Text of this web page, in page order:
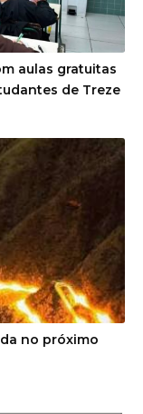
aulas gratuitas
de Treze
no próximo